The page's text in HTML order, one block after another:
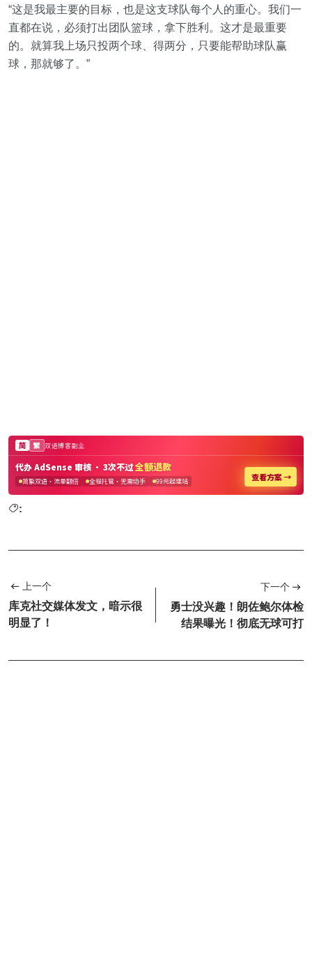
“这是我最主要的目标，也是这支球队每个人的重心。我们一
直都在说，必须打出团队篮球，拿下胜利。这才是最重要
的。就算我上场只投两个球、得两分，只要能帮助球队赢
球，那就够了。”
:
上一个
库克社交媒体发文，暗示很
明显了！
下一个
勇士没兴趣！朗佐鲍尔体检
结果曝光！彻底无球可打